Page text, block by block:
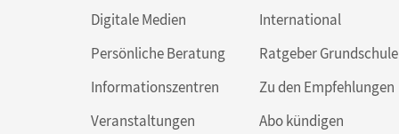
Digitale Medien
Persönliche Beratung
Informationszentren
Veranstaltungen
International
Ratgeber Grundschule
Zu den Empfehlungen
Abo kündigen